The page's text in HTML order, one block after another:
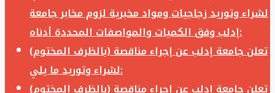
لشراء وتوريد زجاجيات ومواد مخبرية لزوم مخابر جامعة
إدلب وفق الكميات والمواصفات المحددة أدناه:
تعلن جامعة إدلب عن إجراء مناقصة (بالظرف المختوم)
لشراء وتوريد ما يلي:
تعلن جامعة إدلب عن إجراء مناقصة (بالظرف المختوم)